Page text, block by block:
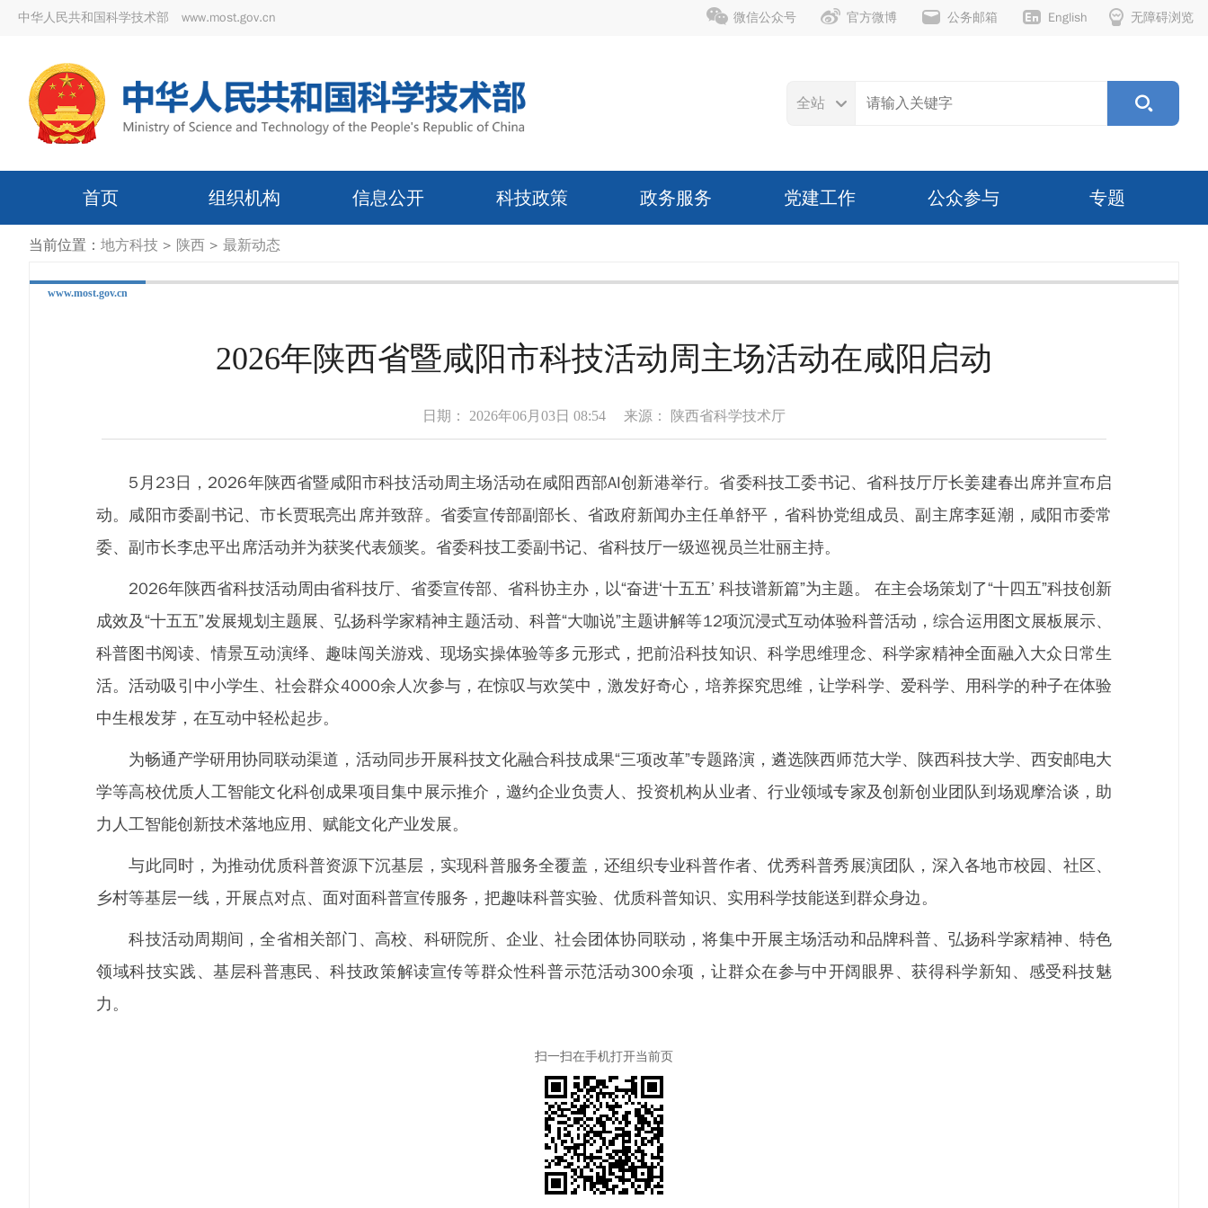
中华人民共和国科学技术部 www.most.gov.cn 无障碍浏览
English
公务邮箱
官方微博
微信公众号
全站
首页 组织机构 信息公开 科技政策 政务服务 党建工作 公众参与 专题
当前位置： 地方科技 > 陕西 > 最新动态
www.most.gov.cn
2026年陕西省暨咸阳市科技活动周主场活动在咸阳启动
日期： 2026年06月03日 08:54 来源： 陕西省科学技术厅
5月23日，2026年陕西省暨咸阳市科技活动周主场活动在咸阳西部AI创新港举行。省委科技工委书记、省科技厅厅长姜建春出席并宣布启
动。咸阳市委副书记、市长贾珉亮出席并致辞。省委宣传部副部长、省政府新闻办主任单舒平，省科协党组成员、副主席李延潮，咸阳市委常
委、副市长李忠平出席活动并为获奖代表颁奖。省委科技工委副书记、省科技厅一级巡视员兰壮丽主持。
2026年陕西省科技活动周由省科技厅、省委宣传部、省科协主办，以“奋进‘十五五’ 科技谱新篇”为主题。 在主会场策划了“十四五”科技创新
成效及“十五五”发展规划主题展、弘扬科学家精神主题活动、科普“大咖说”主题讲解等12项沉浸式互动体验科普活动，综合运用图文展板展示、
科普图书阅读、情景互动演绎、趣味闯关游戏、现场实操体验等多元形式，把前沿科技知识、科学思维理念、科学家精神全面融入大众日常生
活。活动吸引中小学生、社会群众4000余人次参与，在惊叹与欢笑中，激发好奇心，培养探究思维，让学科学、爱科学、用科学的种子在体验
中生根发芽，在互动中轻松起步。
为畅通产学研用协同联动渠道，活动同步开展科技文化融合科技成果“三项改革”专题路演，遴选陕西师范大学、陕西科技大学、西安邮电大
学等高校优质人工智能文化科创成果项目集中展示推介，邀约企业负责人、投资机构从业者、行业领域专家及创新创业团队到场观摩洽谈，助
力人工智能创新技术落地应用、赋能文化产业发展。
与此同时，为推动优质科普资源下沉基层，实现科普服务全覆盖，还组织专业科普作者、优秀科普秀展演团队，深入各地市校园、社区、
乡村等基层一线，开展点对点、面对面科普宣传服务，把趣味科普实验、优质科普知识、实用科学技能送到群众身边。
科技活动周期间，全省相关部门、高校、科研院所、企业、社会团体协同联动，将集中开展主场活动和品牌科普、弘扬科学家精神、特色
领域科技实践、基层科普惠民、科技政策解读宣传等群众性科普示范活动300余项，让群众在参与中开阔眼界、获得科学新知、感受科技魅
力。
扫一扫在手机打开当前页